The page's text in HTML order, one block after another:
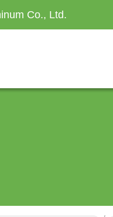
Co., Ltd.